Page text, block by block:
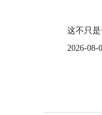
这不只
2026-08-